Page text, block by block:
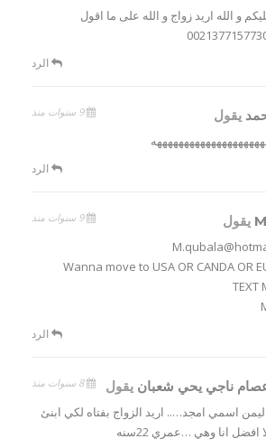
و الله اريد زواج و الله على ما اقول
الرد
يقول 9 سنوات منذ
الرد
يقول 9 سنوات منذ
Wanna move to USA OR CANDA OR
TEXT
الرد
ناجي يحي شعبان يقول 8 سنوات منذ
اسمي امجد….. اريد الزواج بفتاه لكي ابنئ
افضل انا وهي …عمري 22سنه